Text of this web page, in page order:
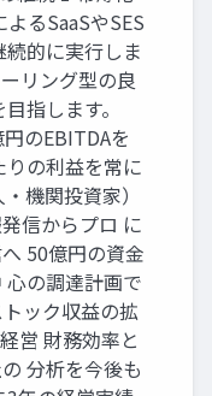
るSaaSやSES
的に実行しま
リング型の良
指します。
のEBITDAを
の利益を常に
機関投資家）
信からプロ に
50億円の資金
の調達計画で
ック収益の拡
営 財務効率と
分析を今後も